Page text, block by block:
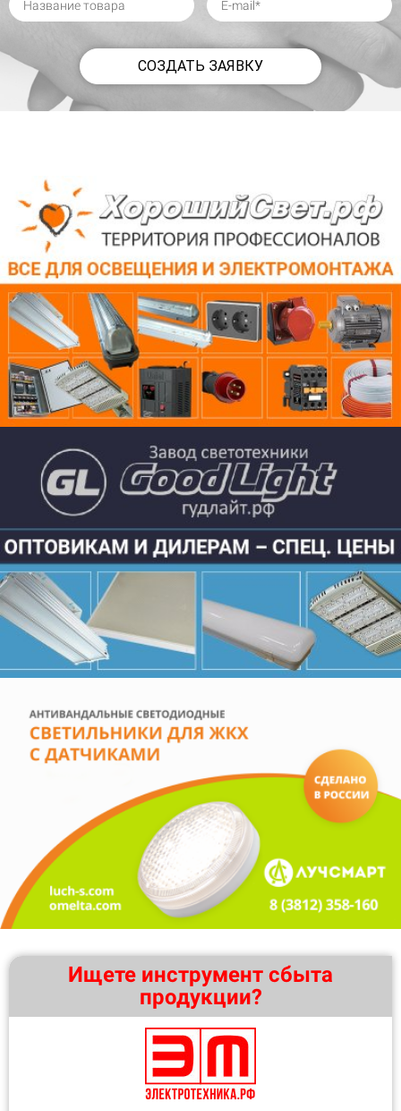
СОЗДАТЬ ЗАЯВКУ
Ищете инструмент сбыта
продукции?